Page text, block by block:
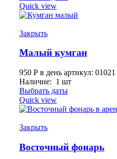
Quick view
Закрыть
Малый кумган
950 Р в день артикул: 01021
Наличие: 1 шт
Выбрать даты
Quick view
Закрыть
Восточный фонарь